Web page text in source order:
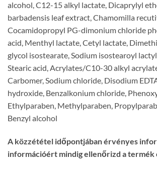
alcohol, C12-15 alkyl lactate, Dicaprylyl
barbadensis leaf extract, Chamomilla
Cocamidopropyl PG-dimonium chloride
acid, Menthyl lactate, Cetyl lactate,
glycol isostearate, Sodium isostearoyl
Stearic acid, Acrylates/C10-30 alkyl
Carbomer, Sodium chloride, Disodium
hydroxide, Benzalkonium chloride,
Ethylparaben, Methylparaben,
Benzyl alcohol
A közzététel időpontjában érvényes
információért mindig ellenőrizd a termék